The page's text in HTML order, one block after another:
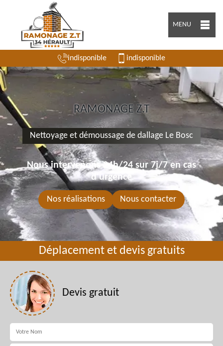
MENU
indisponible indisponible
RAMONAGE Z.T
Nettoyage et démoussage de dallage Le Bosc
Nous intervenons 24h/24 sur 7j/7 en cas
d'urgence
Nos réalisations Nous contacter
Déplacement et devis gratuits
Devis gratuit